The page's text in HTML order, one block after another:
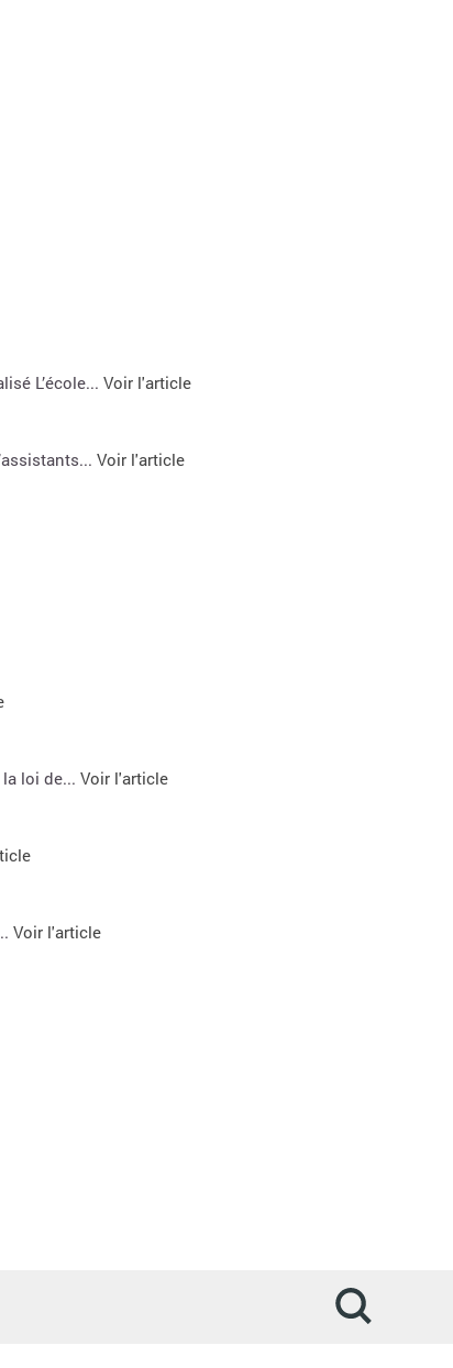
L’école... Voir l'article
Voir l'article
loi de... Voir l'article
Voir l'article